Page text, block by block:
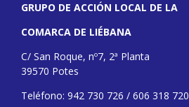
GRUPO DE ACCIÓN LOCAL DE LA
COMARCA DE LIÉBANA
C/ San Roque, nº7, 2ª Planta
39570 Potes
Teléfono: 942 730 726 / 606 318 720